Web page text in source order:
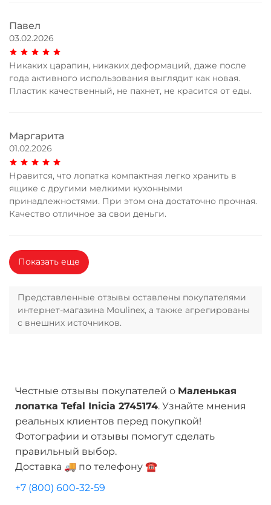
Павел
03.02.2026
Никаких царапин, никаких деформаций, даже после
года активного использования выглядит как новая.
Пластик качественный, не пахнет, не красится от еды.
Маргарита
01.02.2026
Нравится, что лопатка компактная легко хранить в
ящике с другими мелкими кухонными
принадлежностями. При этом она достаточно прочная.
Качество отличное за свои деньги.
Показать еще
Представленные отзывы оставлены покупателями
интернет-магазина Moulinex, а также агрегированы
с внешних источников.
Честные отзывы покупателей о Маленькая
лопатка Tefal Inicia 2745174. Узнайте мнения
реальных клиентов перед покупкой!
Фотографии и отзывы помогут сделать
правильный выбор.
Доставка 🚚 по телефону ☎️
+7 (800) 600-32-59